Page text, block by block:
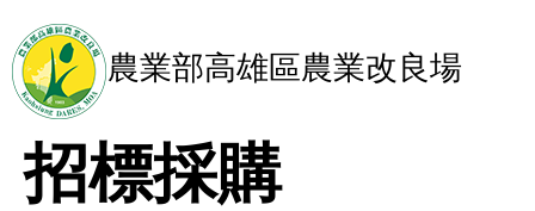
農業部高雄區農業改良場
招標採購